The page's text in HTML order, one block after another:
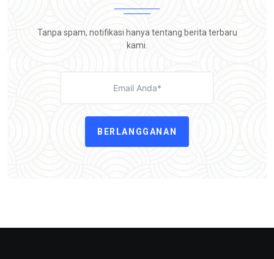
Tanpa spam, notifikasi hanya tentang berita terbaru
kami.
BERLANGGANAN